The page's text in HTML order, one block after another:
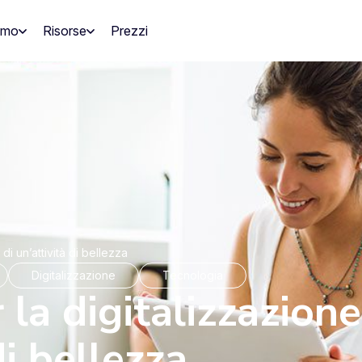
Risorse Prezzi
un’attività di bellezza
Digitalizzazione Tecnologia
la